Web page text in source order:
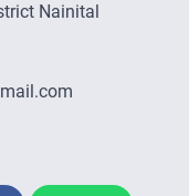
Nainital